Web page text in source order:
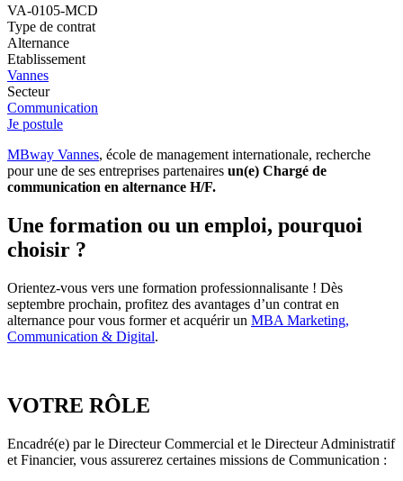
VA-0105-MCD
Type de contrat
Alternance
Etablissement
Vannes
Secteur
Communication
Je postule
MBway Vannes, école de management internationale, recherche
pour une de ses entreprises partenaires un(e) Chargé de
communication en alternance H/F.
Une formation ou un emploi, pourquoi
choisir ?
Orientez-vous vers une formation professionnalisante ! Dès
septembre prochain, profitez des avantages d’un contrat en
alternance pour vous former et acquérir un MBA Marketing,
Communication & Digital.
VOTRE RÔLE
Encadré(e) par le Directeur Commercial et le Directeur Administratif
et Financier, vous assurerez certaines missions de Communication :